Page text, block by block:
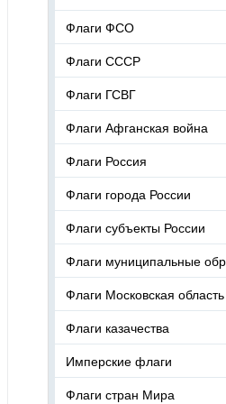
Флаги ФСО
Флаги СССР
Флаги ГСВГ
Флаги Афганская война
Флаги Россия
Флаги города России
Флаги субъекты России
Флаги муниципальные
Флаги Московская область
Флаги казачества
Имперские флаги
Флаги стран Мира